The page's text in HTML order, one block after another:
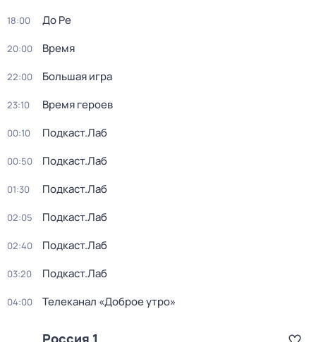
18:00 До Ре
20:00 Время
22:00 Большая игра
23:10 Время героев
00:10 Подкаст.Лаб
00:50 Подкаст.Лаб
01:30 Подкаст.Лаб
02:05 Подкаст.Лаб
02:40 Подкаст.Лаб
03:20 Подкаст.Лаб
04:00 Телеканал «Доброе утро»
Россия 1